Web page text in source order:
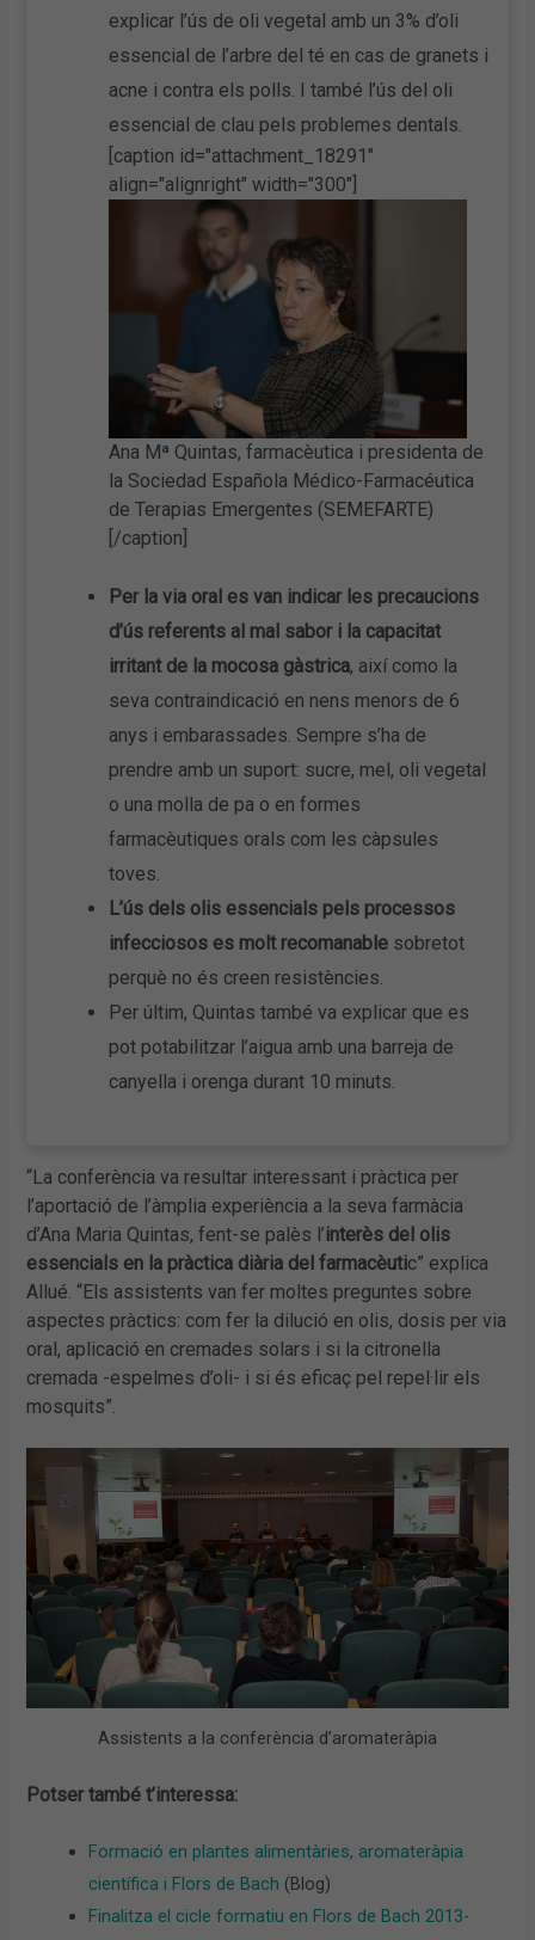
explicar l’ús de oli vegetal amb un 3% d’oli
essencial de l’arbre del té en cas de granets i
acne i contra els polls. I també l’ús del oli
essencial de clau pels problemes dentals.
[caption id="attachment_18291"
align="alignright" width="300"]
Ana Mª Quintas, farmacèutica i presidenta de
la Sociedad Española Médico-Farmacéutica
de Terapias Emergentes (SEMEFARTE)
[/caption]
Per la via oral es van indicar les precaucions
d’ús referents al mal sabor i la capacitat
irritant de la mocosa gàstrica, així como la
seva contraindicació en nens menors de 6
anys i embarassades. Sempre s’ha de
prendre amb un suport: sucre, mel, oli vegetal
o una molla de pa o en formes
farmacèutiques orals com les càpsules
toves.
L’ús dels olis essencials pels processos
infecciosos es molt recomanable sobretot
perquè no és creen resistències.
Per últim, Quintas també va explicar que es
pot potabilitzar l’aigua amb una barreja de
canyella i orenga durant 10 minuts.
“La conferència va resultar interessant i pràctica per
l’aportació de l’àmplia experiència a la seva farmàcia
d’Ana Maria Quintas, fent-se palès l’interès del olis
essencials en la pràctica diària del farmacèutic” explica
Allué. “Els assistents van fer moltes preguntes sobre
aspectes pràctics: com fer la dilució en olis, dosis per via
oral, aplicació en cremades solars i si la citronella
cremada -espelmes d’oli- i si és eficaç pel repel·lir els
mosquits”.
Assistents a la conferència d’aromateràpia
Potser també t’interessa:
Formació en plantes alimentàries, aromateràpia
científica i Flors de Bach (Blog)
Finalitza el cicle formatiu en Flors de Bach 2013-